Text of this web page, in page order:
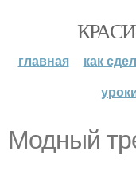
главная как
Модный